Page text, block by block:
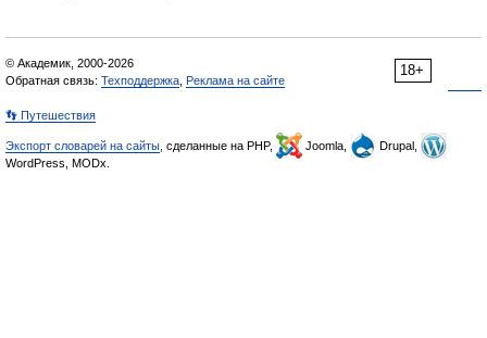
18+
© Академик, 2000-2026
Обратная связь: Техподдержка Реклама на сайте
👣 Путешествия
Экспорт словарей на сайты , сделанные на PHP, Joomla,
Drupal,
WordPress, MODx.